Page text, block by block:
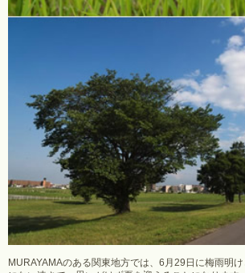
MURAYAMAのある関東地方では、6月29日に梅雨明